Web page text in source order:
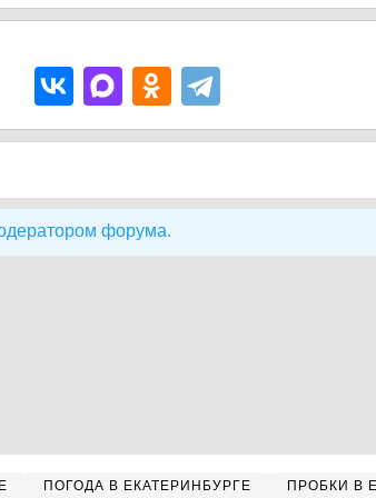
форума.
ПОГОДА В ЕКАТЕРИНБУРГЕ ПРОБКИ В